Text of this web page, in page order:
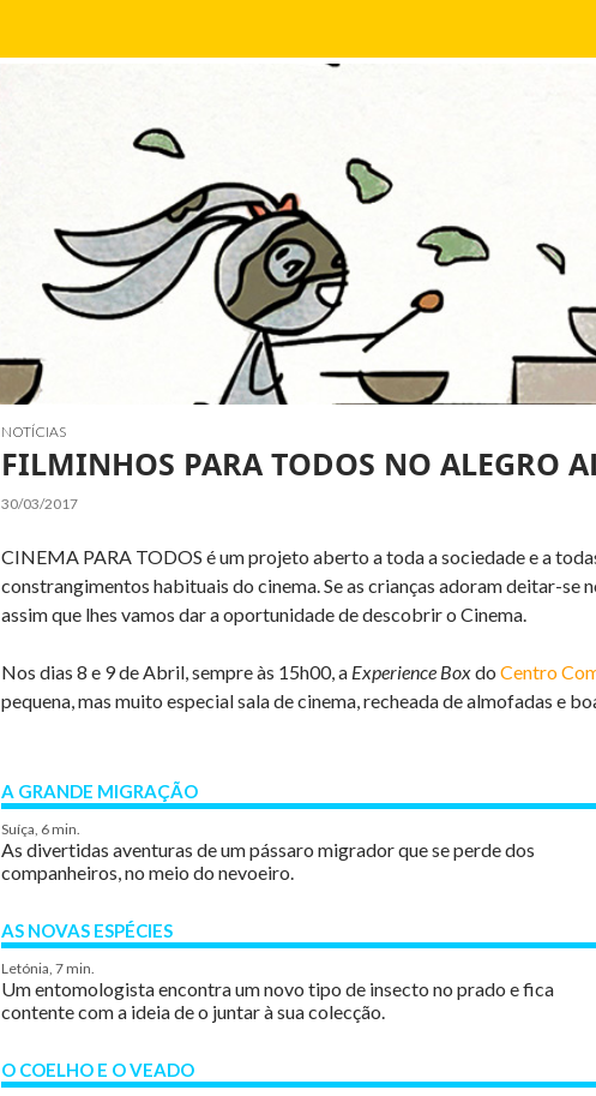
NOTÍCIAS
FILMINHOS PARA TODOS NO ALEGRO
30/03/2017
CINEMA PARA TODOS é um projeto aberto a toda a sociedade e a
constrangimentos habituais do cinema. Se as crianças adoram deitar-se
assim que lhes vamos dar a oportunidade de descobrir o Cinema.
Nos dias 8 e 9 de Abril, sempre às 15h00, a Experience Boxdo Centro
pequena, mas muito especial sala de cinema, recheada de almofadas e
A GRANDE MIGRAÇÃO
Suíça, 6 min.
As divertidas aventuras de um pássaro migrador que se perde dos
companheiros, no meio do nevoeiro.
AS NOVAS ESPÉCIES
Letónia, 7 min.
Um entomologista encontra um novo tipo de insecto no prado e fica
contente com a ideia de o juntar à sua colecção.
O COELHO E O VEADO